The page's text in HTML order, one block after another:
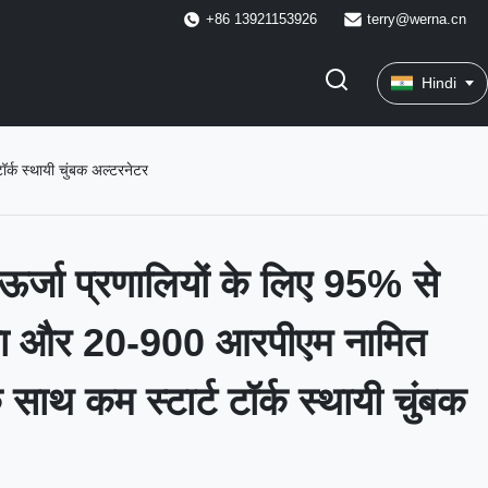
+86 13921153926 terry@werna.cn
Hindi
स्थायी चुंबक अल्टरनेटर
प्रणालियों के लिए 95% से
और 20-900 आरपीएम नामित
कम स्टार्ट टॉर्क स्थायी चुंबक